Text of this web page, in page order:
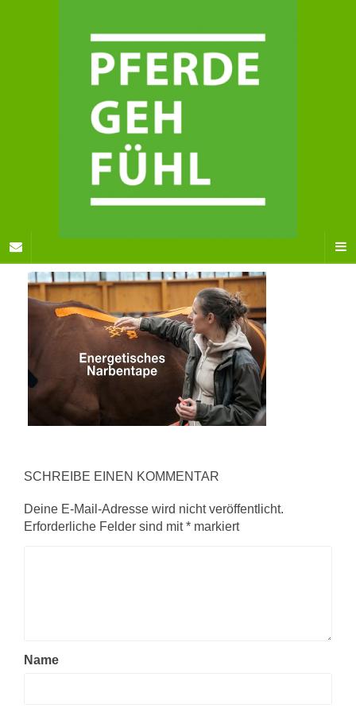
SCHREIBE EINEN KOMMENTAR
Deine E-Mail-Adresse wird nicht veröffentlicht.
Erforderliche Felder sind mit* markiert
Name